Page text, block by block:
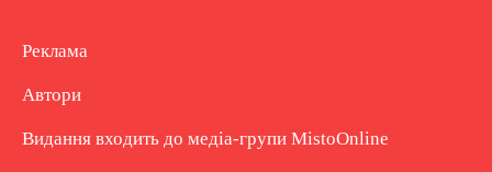
Реклама
Автори
Видання входить до медіа-групи MistoOnline